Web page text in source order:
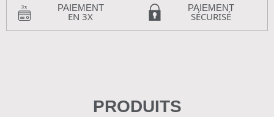
PAIEMENT
EN 3X
PAIEMENT
SÉCURISÉ
PRODUITS